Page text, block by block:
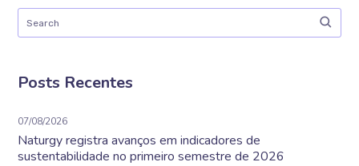
Posts Recentes
07/08/2026
Naturgy registra avanços em indicadores de
sustentabilidade no primeiro semestre de 2026